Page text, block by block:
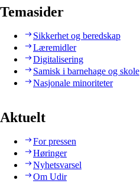
Temasider
Sikkerhet og beredskap
Læremidler
Digitalisering
Samisk i barnehage og skole
Nasjonale minoriteter
Aktuelt
For pressen
Høringer
Nyhetsvarsel
Om Udir